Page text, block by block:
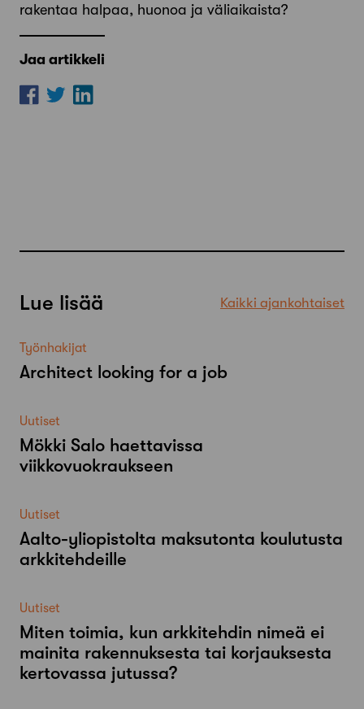
rakentaa halpaa, huonoa ja väliaikaista?
Jaa artikkeli
Lue lisää Kaikki ajankohtaiset
Työnhakijat
Architect looking for a job
Uutiset
Mökki Salo haettavissa
viikkovuokraukseen
Uutiset
Aalto-​yliopistolta maksutonta koulutusta
arkkitehdeille
Uutiset
Miten toimia, kun arkkitehdin nimeä ei
mainita rakennuksesta tai korjauksesta
kertovassa jutussa?